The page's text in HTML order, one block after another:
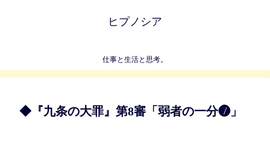
ヒプノシア
仕事と生活と思考。
◆『九条の大罪』第8審「弱者の一分❼」